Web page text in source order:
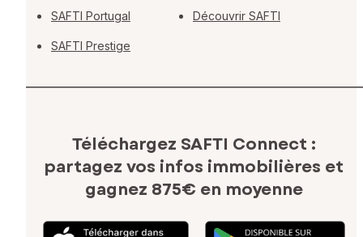
SAFTI Portugal
SAFTI Prestige
Découvrir SAFTI
Téléchargez SAFTI Connect :
partagez vos infos immobilières et
gagnez 875€ en moyenne